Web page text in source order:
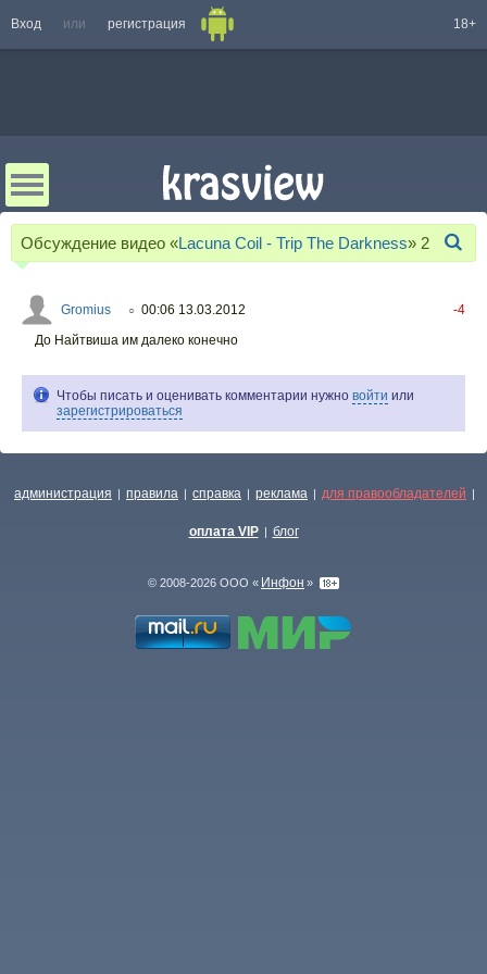
Вход или регистрация 18+
Обсуждение видео «Lacuna Coil - Trip The Darkness» 2
Gromius ○ 00:06 13.03.2012
-4
До Найтвиша им далеко конечно
Чтобы писать и оценивать комментарии нужно войти или
зарегистрироваться
администрация | правила | справка | реклама | для правообладателей |
оплата VIP | блог
© 2008-2026 ООО « Инфон »